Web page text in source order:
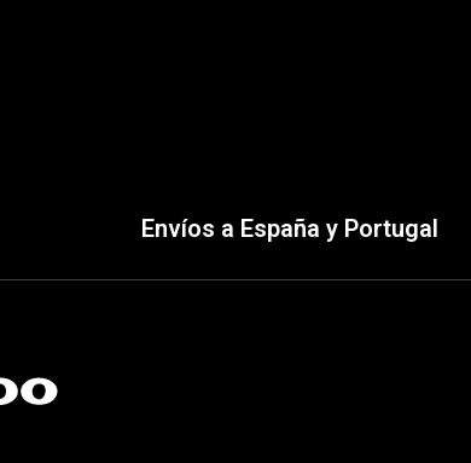
Envíos a España y Portugal